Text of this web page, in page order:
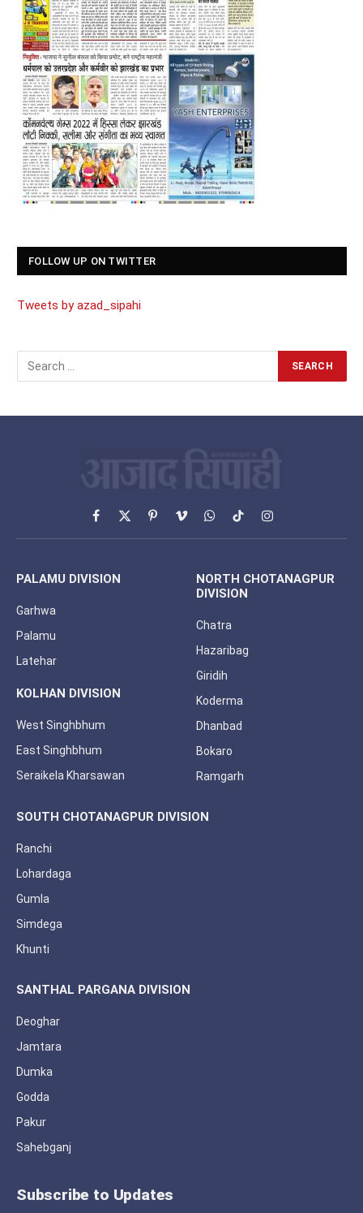
FOLLOW UP ON TWITTER
Tweets by azad_sipahi
Facebook
X
(Twitter)
PinterestVimeoWhatsApp
TikTokInstagram
PALAMU DIVISION
Garhwa
Palamu
Latehar
KOLHAN DIVISION
West Singhbhum
East Singhbhum
Seraikela Kharsawan
NORTH CHOTANAGPUR
DIVISION
Chatra
Hazaribag
Giridih
Koderma
Dhanbad
Bokaro
Ramgarh
SOUTH CHOTANAGPUR DIVISION
Ranchi
Lohardaga
Gumla
Simdega
Khunti
SANTHAL PARGANA DIVISION
Deoghar
Jamtara
Dumka
Godda
Pakur
Sahebganj
Subscribe to Updates